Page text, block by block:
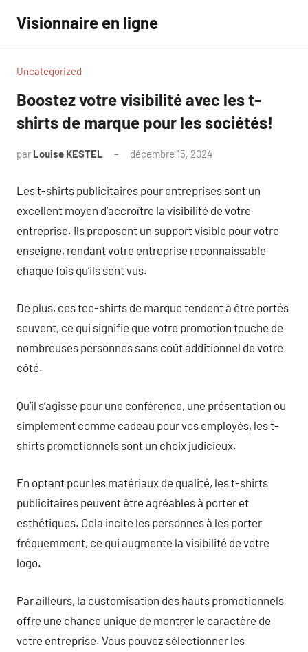
contenu
Visionnaire en ligne
Uncategorized
Boostez votre visibilité avec les t-
shirts de marque pour les sociétés!
par Louise KESTEL décembre 15, 2024
Les t-shirts publicitaires pour entreprises sont un
excellent moyen d’accroître la visibilité de votre
entreprise. Ils proposent un support visible pour votre
enseigne, rendant votre entreprise reconnaissable
chaque fois qu’ils sont vus.
De plus, ces tee-shirts de marque tendent à être portés
souvent, ce qui signifie que votre promotion touche de
nombreuses personnes sans coût additionnel de votre
côté.
Qu’il s’agisse pour une conférence, une présentation ou
simplement comme cadeau pour vos employés, les t-
shirts promotionnels sont un choix judicieux.
En optant pour les matériaux de qualité, les t-shirts
publicitaires peuvent être agréables à porter et
esthétiques. Cela incite les personnes à les porter
fréquemment, ce qui augmente la visibilité de votre
logo.
Par ailleurs, la customisation des hauts promotionnels
offre une chance unique de montrer le caractère de
votre entreprise. Vous pouvez sélectionner les